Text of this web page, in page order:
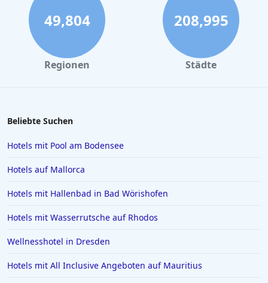
Hotels in Bozen
Hotels in Salzburg
Hotels in Erfurt
Hotels in Kiel
Hotels in Lissabon
Hotels in Madrid
Hotels in Wyk auf Föhr
49,804
Regionen
208,995
Städte
Beliebte Suchen
Hotels mit Pool am Bodensee
Hotels auf Mallorca
Hotels mit Hallenbad in Bad Wörishofen
Hotels mit Wasserrutsche auf Rhodos
Wellnesshotel in Dresden
Hotels mit All Inclusive Angeboten auf Mauritius